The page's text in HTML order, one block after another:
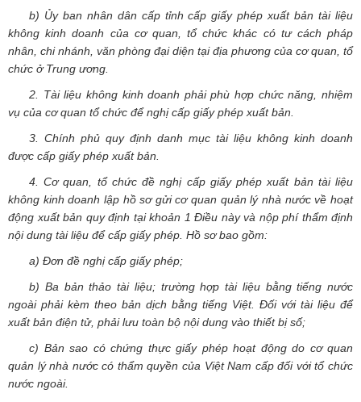
b) Ủy ban nhân dân cấp tỉnh cấp giấy phép xuất bản tài liệu
không kinh doanh của cơ quan, tổ chức khác có tư cách pháp
nhân, chi nhánh, văn phòng đại diện tại địa phương của cơ quan, tổ
chức ở Trung ương.
2. Tài liệu không kinh doanh phải phù hợp chức năng, nhiệm
vụ của cơ quan tổ chức để nghị cấp giấy phép xuất bản.
3. Chính phủ quy định danh mục tài liệu không kinh doanh
được cấp giấy phép xuất bản.
4. Cơ quan, tổ chức đề nghị cấp giấy phép xuất bản tài liệu
không kinh doanh lập hồ sơ gửi cơ quan quản lý nhà nước về hoạt
động xuất bản quy định tại khoản 1 Điều này và nộp phí thẩm định
nội dung tài liệu để cấp giấy phép. Hồ sơ bao gồm:
a) Đơn đề nghị cấp giấy phép;
b) Ba bản thảo tài liệu; trường hợp tài liệu bằng tiếng nước
ngoài phải kèm theo bản dịch bằng tiếng Việt. Đối với tài liệu để
xuất bản điện tử, phải lưu toàn bộ nội dung vào thiết bị số;
c) Bản sao có chứng thực giấy phép hoạt động do cơ quan
quản lý nhà nước có thẩm quyền của Việt Nam cấp đối với tổ chức
nước ngoài.